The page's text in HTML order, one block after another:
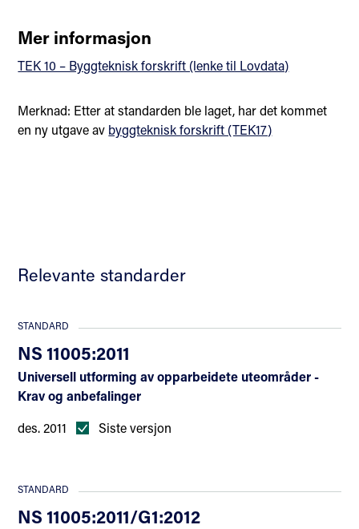
Mer informasjon
TEK 10 – Byggteknisk forskrift (lenke til Lovdata)
Merknad: Etter at standarden ble laget, har det kommet
en ny utgave av byggteknisk forskrift (TEK17)
Relevante standarder
STANDARD
NS 11005:2011
Universell utforming av opparbeidete uteområder -
Krav og anbefalinger
des. 2011
Siste versjon
STANDARD
NS 11005:2011/G1:2012